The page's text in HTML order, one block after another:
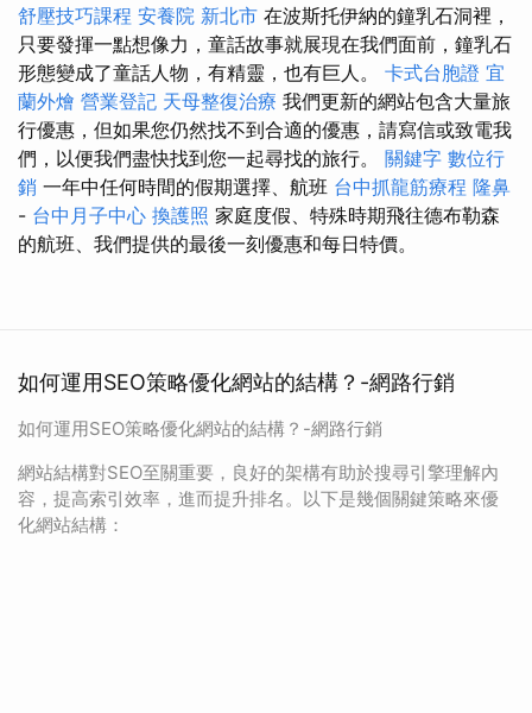
舒壓技巧課程 安養院 新北市 在波斯托伊納的鐘乳石洞裡，
只要發揮一點想像力，童話故事就展現在我們面前，鐘乳石
形態變成了童話人物，有精靈，也有巨人。 卡式台胞證 宜
蘭外燴 營業登記 天母整復治療 我們更新的網站包含大量旅
行優惠，但如果您仍然找不到合適的優惠，請寫信或致電我
們，以便我們盡快找到您一起尋找的旅行。 關鍵字 數位行
銷 一年中任何時間的假期選擇、航班 台中抓龍筋療程 隆鼻
- 台中月子中心 換護照 家庭度假、特殊時期飛往德布勒森
的航班、我們提供的最後一刻優惠和每日特價。
如何運用SEO策略優化網站的結構？-網路行銷
如何運用SEO策略優化網站的結構？-網路行銷
網站結構對SEO至關重要，良好的架構有助於搜尋引擎理解內
容，提高索引效率，進而提升排名。以下是幾個關鍵策略來優
化網站結構：